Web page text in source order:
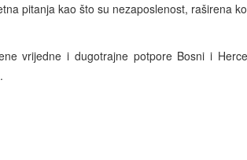
pitanja kao što su nezaposlenost, raširena
vrijedne i dugotrajne potpore Bosni i